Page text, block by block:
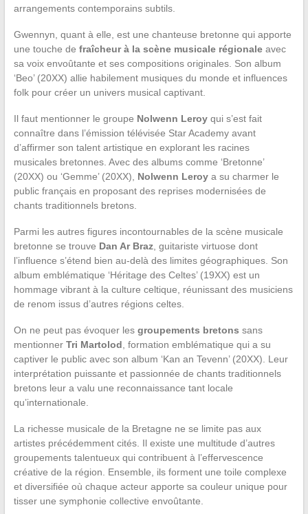
arrangements contemporains subtils.
Gwennyn, quant à elle, est une chanteuse bretonne qui apporte
une touche de fraîcheur à la scène musicale régionaleavec
sa voix envoûtante et ses compositions originales. Son album
‘Beo’ (20XX) allie habilement musiques du monde et influences
folk pour créer un univers musical captivant.
Il faut mentionner le groupe Nolwenn Leroyqui s’est fait
connaître dans l’émission télévisée Star Academy avant
d’affirmer son talent artistique en explorant les racines
musicales bretonnes. Avec des albums comme ‘Bretonne’
(20XX) ou ‘Gemme’ (20XX), Nolwenn Leroya su charmer le
public français en proposant des reprises modernisées de
chants traditionnels bretons.
Parmi les autres figures incontournables de la scène musicale
bretonne se trouve Dan Ar Braz, guitariste virtuose dont
l’influence s’étend bien au-delà des limites géographiques. Son
album emblématique ‘Héritage des Celtes’ (19XX) est un
hommage vibrant à la culture celtique, réunissant des musiciens
de renom issus d’autres régions celtes.
On ne peut pas évoquer les groupements bretons sans
mentionner Tri Martolod , formation emblématique qui a su
captiver le public avec son album ‘Kan an Tevenn’ (20XX). Leur
interprétation puissante et passionnée de chants traditionnels
bretons leur a valu une reconnaissance tant locale
qu’internationale.
La richesse musicale de la Bretagne ne se limite pas aux
artistes précédemment cités. Il existe une multitude d’autres
groupements talentueux qui contribuent à l’effervescence
créative de la région. Ensemble, ils forment une toile complexe
et diversifiée où chaque acteur apporte sa couleur unique pour
tisser une symphonie collective envoûtante.